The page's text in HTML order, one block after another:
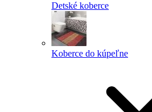
Detské koberce
Koberce do kúpeľne